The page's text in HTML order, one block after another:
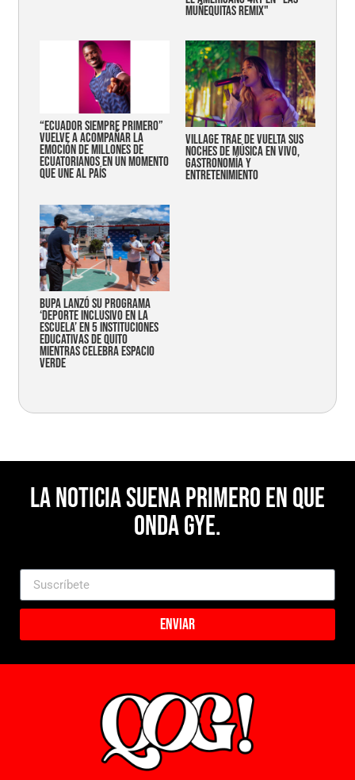
MUÑEQUITAS REMIX"
“Ecuador siempre primero”
vuelve a acompañar la
emoción de millones de
ecuatorianos en un momento
que une al país
Village trae de vuelta sus
noches de música en vivo,
gastronomía y
entretenimiento
Bupa lanzó su programa
‘Deporte Inclusivo en la
Escuela’ en 5 instituciones
educativas de Quito
mientras celebra espacio
verde
La noticia suena primero en Que
Onda Gye.
Enviar